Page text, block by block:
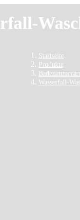
Startseite
Produkte
Wasserfall-